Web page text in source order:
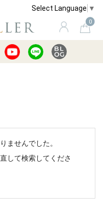
Select Language ▼
0
イド 買取
ませんでした。
して検索してくださ